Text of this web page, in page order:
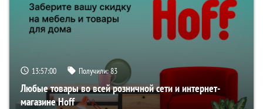
13:56:59 Получили:83
Любые товары во всей розничной сети и интернет-
магазине Hoff